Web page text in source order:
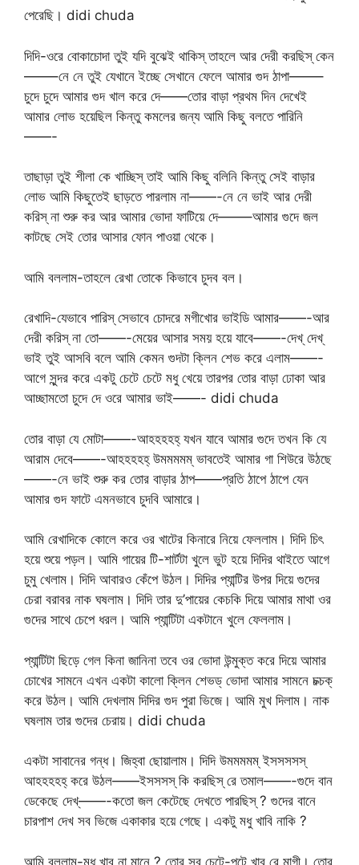
পেরেছি। didi chuda
দিদি-ওরে বোকাচোদা তুই যদি বুঝেই থাকিস্ তাহলে আর দেরী করছিস্ কেন
——–নে নে তুই যেখানে ইচ্ছে সেখানে ফেলে আমার গুদ ঠাপা——–
চুদে ‍চুদে আমার গুদ খাল করে দে——তোর বাড়া প্রথম দিন দেখেই
আমার লোভ হয়েছিল কিন্তু কমলের জন্য আমি কিছু বলতে পারিনি
——-
তাছাড়া তুই শীলা কে খাচ্ছিস্ তাই আমি কিছু বলিনি কিন্তু সেই বাড়ার
লোভ আমি কিছুতেই ছাড়তে পারলাম না——-নে নে ভাই আর দেরী
করিস্ না শুরু কর আর আমার ভোদা ফাটিয়ে দে——–আমার গুদে জল
কাটছে সেই তোর আসার ফোন পাওয়া থেকে।
আমি বললাম-তাহলে রেখা তোকে কিভাবে চুদব বল।
রেখাদি-যেভাবে পারিস্ সেভাবে চোদরে মগীখোর ভাইডি আমার——-আর
দেরী করিস্ না তো——-মেয়ের আসার সময় হয়ে যাবে——-দেখ্ দেখ্
ভাই তুই আসবি বলে আমি কেমন গুদটা ক্লিন শেভ করে এলাম——-
আগে সুন্দর করে একটু চেটে চেটে মধু খেয়ে তারপর তোর বাড়া ঢোকা আর
আচ্ছামতো চুদে ‍দে ওরে আমার ভাই——- didi chuda
তোর বাড়া যে মোটা——-আহহহহহ্ যখন যাবে আমার গুদে তখন কি যে
আরাম দেবে——-আহহহহহ্ উমমমমম্ ভাবতেই আমার গা শিউরে উঠছে
——-নে ভাই শুরু কর তোর বাড়ার ঠাপ——প্রতি ঠাপে ঠাপে যেন
আমার গুদ ফাটে এমনভাবে চুদবি আমারে।
আমি রেখাদিকে কোলে করে ওর খাটের কিনারে নিয়ে ফেললাম। দিদি চিৎ
হয়ে শুয়ে পড়ল। আমি গায়ের টি-শার্টটা খুলে ভুট হয়ে দিদির থাইতে আগে
চুমু খেলাম। দিদি আবারও কেঁপে উঠল। দিদির প্যান্টির উপর দিয়ে গুদের
চেরা বরাবর নাক ঘষলাম। দিদি তার দু’পায়ের কেচকি দিয়ে আমার মাথা ওর
গুদের সাথে চেপে ধরল। আমি প্যান্টিটা একটানে খুলে ফেললাম।
প্যান্টিটা ছিড়ে গেল কিনা জানিনা তবে ওর ভোদা উন্মুক্ত করে দিয়ে আমার
চোখের সামনে এখন একটা কালো ক্লিন শেভড্ ভোদা আমার সামনে চক্চক্
করে উঠল। আমি দেখলাম দিদির গুদ পুরা ভিজে। আমি মুখ দিলাম। নাক
ঘষলাম তার গুদের চেরায়। didi chuda
একটা সাবানের গন্ধ। জিহ্বা ছোয়ালাম। দিদি উমমমমম্ ইসসসসস্
আহহহহহ্ করে উঠল——ইসসসস্ কি করছিস্ রে তমাল——-গুদে বান
ডেকেছে দেখ্——-কতো জল কেটেছে দেখতে পারছিস্ ? গুদের বানে
চারপাশ দেখ সব ভিজে একাকার হয়ে গেছে। একটু মধু খাবি নাকি ?
আমি বললাম-মধু খাব না মানে ? তোর সব চেটে-পুটে খাব রে মাগী। তোর